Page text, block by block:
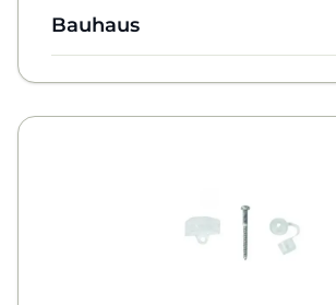
Bauhaus